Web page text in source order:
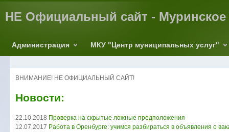
НЕ Официальный сайт - Муринское
Администрация МКУ "Центр муниципальных услуг"
ВНИМАНИЕ! НЕ ОФИЦИАЛЬНЫЙ САЙТ!
Новости:
22.10.2018 Проверка на скрытые ложные предположения
12.07.2017 Работа в Оренбурге: учимся разбираться в объявления о